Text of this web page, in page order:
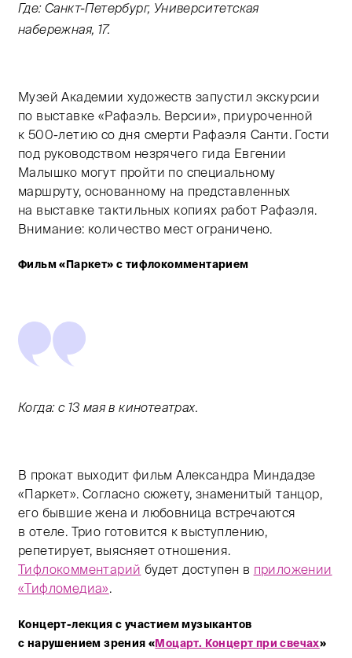
Где: Санкт-Петербург, Университетская
набережная, 17.
Музей Академии художеств запустил экскурсии
по выставке «Рафаэль. Версии», приуроченной
к 500-летию со дня смерти Рафаэля Санти. Гости
под руководством незрячего гида Евгении
Малышко могут пройти по специальному
маршруту, основанному на представленных
на выставке тактильных копиях работ Рафаэля.
Внимание: количество мест ограничено.
Фильм «Паркет» с тифлокомментарием
Когда: с 13 мая в кинотеатрах.
В прокат выходит фильм Александра Миндадзе
«Паркет». Согласно сюжету, знаменитый танцор,
его бывшие жена и любовница встречаются
в отеле. Трио готовится к выступлению,
репетирует, выясняет отношения.
Тифлокомментарий будет доступен в приложении
«Тифломедиа».
Концерт-лекция с участием музыкантов
с нарушением зрения «Моцарт. Концерт при свечах»